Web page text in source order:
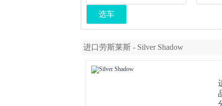
选车
进口劳斯莱斯 - Silver Shadow